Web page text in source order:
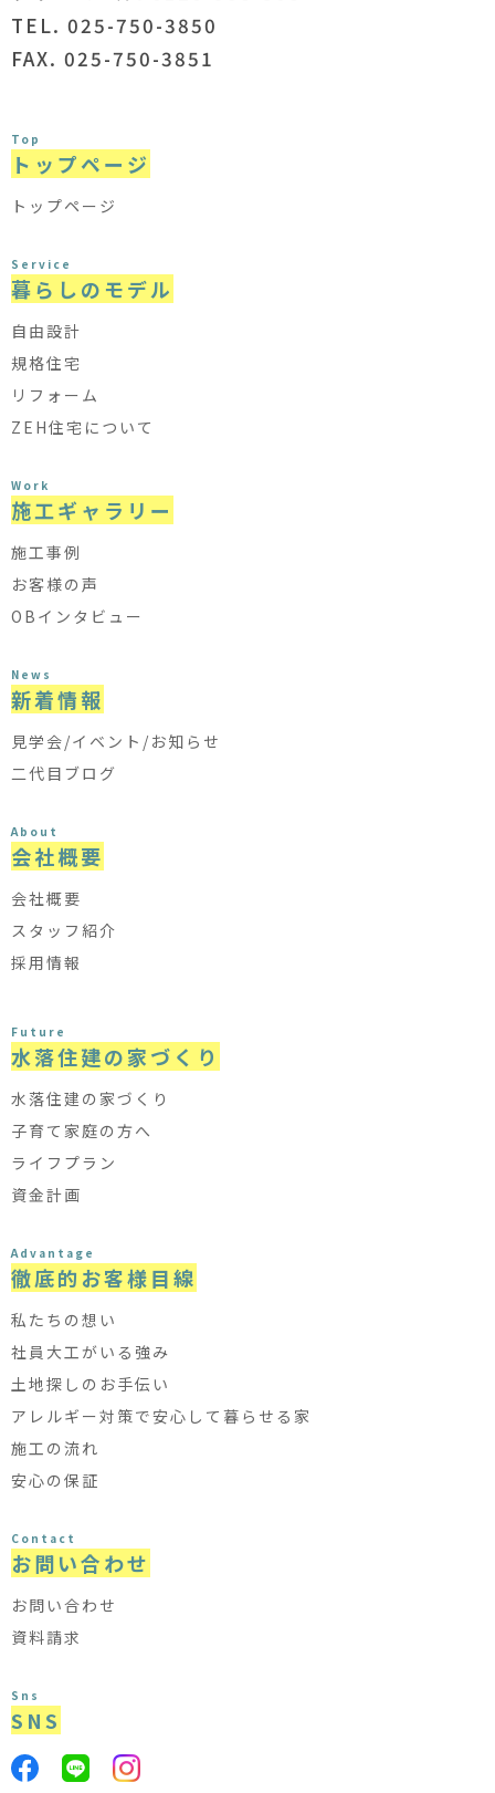
TEL. 025-750-3850
FAX. 025-750-3851
Top
トップページ
トップページ
Service
暮らしのモデル
自由設計
規格住宅
リフォーム
ZEH住宅について
Work
施工ギャラリー
施工事例
お客様の声
OBインタビュー
News
新着情報
見学会/イベント/お知らせ
二代目ブログ
About
会社概要
会社概要
スタッフ紹介
採用情報
Future
水落住建の家づくり
水落住建の家づくり
子育て家庭の方へ
ライフプラン
資金計画
Advantage
徹底的お客様目線
私たちの想い
社員大工がいる強み
土地探しのお手伝い
アレルギー対策で安心して暮らせる家
施工の流れ
安心の保証
Contact
お問い合わせ
お問い合わせ
資料請求
Sns
SNS